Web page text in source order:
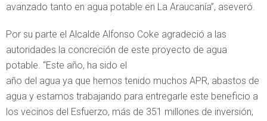
avanzado tanto en agua potable en La Araucanía”, aseveró.
Por su parte el Alcalde Alfonso Coke agradeció a las
autoridades la concreción de este proyecto de agua
potable. “Este año, ha sido el
año del agua ya que hemos tenido muchos APR, abastos de
agua y estamos trabajando para entregarle este beneficio a
los vecinos del Esfuerzo, más de 351 millones de inversión,